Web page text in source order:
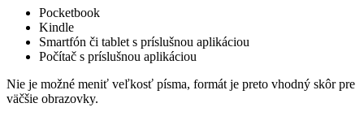
Pocketbook
Kindle
Smartfón či tablet s príslušnou aplikáciou
Počítač s príslušnou aplikáciou
Nie je možné meniť veľkosť písma, formát je preto vhodný skôr pre
väčšie obrazovky.